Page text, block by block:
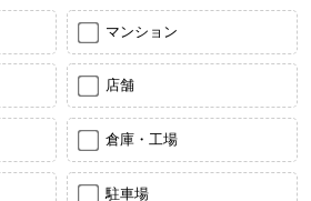
マンション
店舗
倉庫・工場
駐車場